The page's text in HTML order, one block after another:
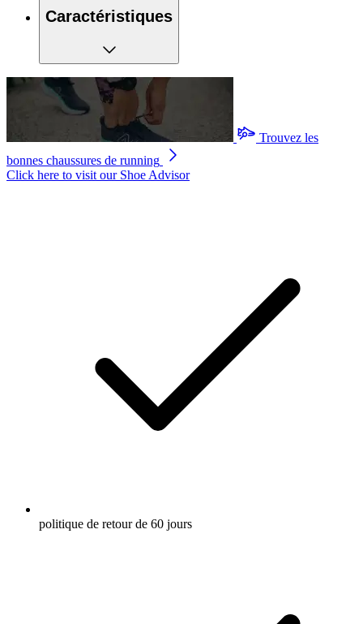
Caractéristiques
Trouvez les
bonnes chaussures de running
Click here to visit our Shoe Advisor
politique de retour de 60 jours